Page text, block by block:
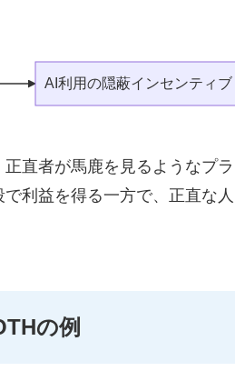
AI利用の隠蔽インセンティブ
直者が馬鹿を見るようなプ
利益を得る一方で、正直な
の例